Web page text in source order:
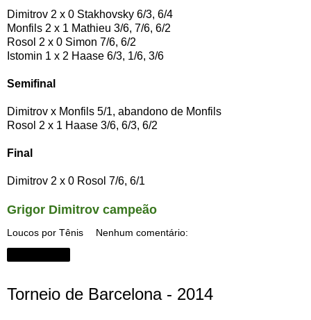
Dimitrov 2 x 0 Stakhovsky 6/3, 6/4
Monfils 2 x 1 Mathieu 3/6, 7/6, 6/2
Rosol 2 x 0 Simon 7/6, 6/2
Istomin 1 x 2 Haase 6/3, 1/6, 3/6
Semifinal
Dimitrov x Monfils 5/1, abandono de Monfils
Rosol 2 x 1 Haase 3/6, 6/3, 6/2
Final
Dimitrov 2 x 0 Rosol 7/6, 6/1
Grigor Dimitrov campeão
Loucos por Tênis Nenhum comentário:
Torneio de Barcelona - 2014